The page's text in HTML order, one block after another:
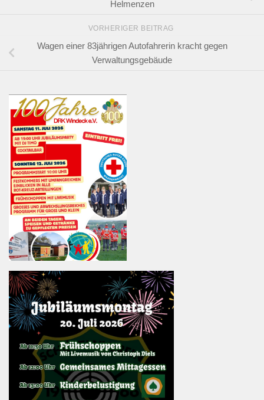
Helmenzen
VORHERIGER BEITRAG
Wagen einer 83jährigen Autofahrerin kracht gegen
Verwaltungsgebäude